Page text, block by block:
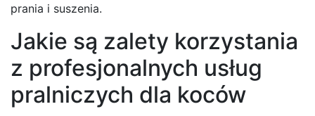
prania i suszenia.
Jakie są zalety korzystania
z profesjonalnych usług
pralniczych dla koców